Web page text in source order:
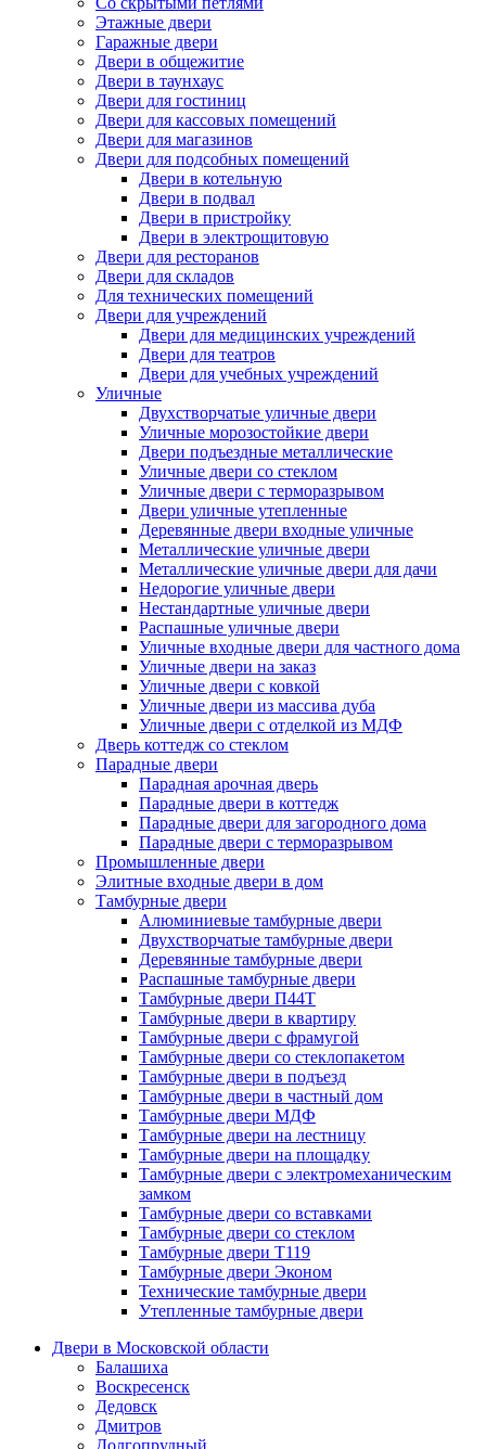
Этажные двери
Гаражные двери
Двери в общежитие
Двери в таунхаус
Двери для гостиниц
Двери для кассовых помещений
Двери для магазинов
Двери для подсобных помещений
Двери в котельную
Двери в подвал
Двери в пристройку
Двери в электрощитовую
Двери для ресторанов
Двери для складов
Для технических помещений
Двери для учреждений
Двери для медицинских учреждений
Двери для театров
Двери для учебных учреждений
Уличные
Двухстворчатые уличные двери
Уличные морозостойкие двери
Двери подъездные металлические
Уличные двери со стеклом
Уличные двери с терморазрывом
Двери уличные утепленные
Деревянные двери входные уличные
Металлические уличные двери
Металлические уличные двери для дачи
Недорогие уличные двери
Нестандартные уличные двери
Распашные уличные двери
Уличные входные двери для частного дома
Уличные двери на заказ
Уличные двери с ковкой
Уличные двери из массива дуба
Уличные двери с отделкой из МДФ
Дверь коттедж со стеклом
Парадные двери
Парадная арочная дверь
Парадные двери в коттедж
Парадные двери для загородного дома
Парадные двери с терморазрывом
Промышленные двери
Элитные входные двери в дом
Тамбурные двери
Алюминиевые тамбурные двери
Двухстворчатые тамбурные двери
Деревянные тамбурные двери
Распашные тамбурные двери
Тамбурные двери П44Т
Тамбурные двери в квартиру
Тамбурные двери с фрамугой
Тамбурные двери со стеклопакетом
Тамбурные двери в подъезд
Тамбурные двери в частный дом
Тамбурные двери МДФ
Тамбурные двери на лестницу
Тамбурные двери на площадку
Тамбурные двери с электромеханическим
замком
Тамбурные двери со вставками
Тамбурные двери со стеклом
Тамбурные двери Т119
Тамбурные двери Эконом
Технические тамбурные двери
Утепленные тамбурные двери
Двери в Московской области
Балашиха
Воскресенск
Дедовск
Дмитров
Долгопрудный